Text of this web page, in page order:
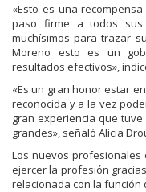
«Esto es una
paso firme a todos sus
muchísimos para trazar
Moreno esto es un
resultados efectivos»,
«Es un gran honor estar
reconocida y a la vez
gran experiencia que tuve
grandes», señaló Alicia
Los nuevos
ejercer la profesión
relacionada con la función